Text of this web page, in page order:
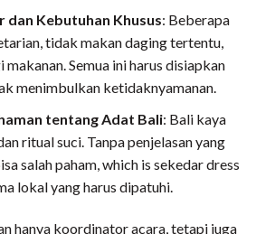
dan Kebutuhan Khusus: Beberapa
tidak makan daging tertentu,
Semua ini harus disiapkan
menimbulkan ketidaknyamanan.
tentang Adat Bali: Bali kaya
ritual suci. Tanpa penjelasan yang
salah paham, which is sekedar dress
lokal yang harus dipatuhi.
hanya koordinator acara, tetapi juga